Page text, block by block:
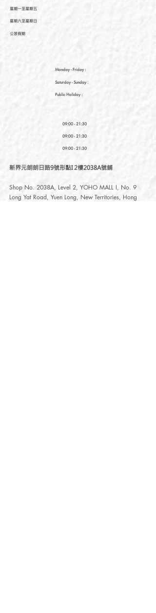
星期一至星期五
星期六至星期日
公眾假期
Monday - Friday :
Saturday- Sunday :
Public Holiday :
09:00 - 21:30
09:00 - 21:30
09:00 - 21:30
新界元朗朗日路9號形點I 2樓2038A號舖
Shop No. 2038A, Level 2, YOHO MALL I, No. 9
Long Yat Road, Yuen Long, New Territories, Hong